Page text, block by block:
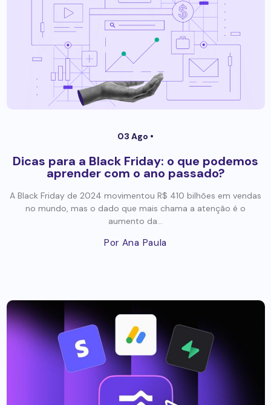
03 Ago •
Dicas para a Black Friday: o que podemos
aprender com o ano passado?
A Black Friday de 2024 movimentou R$ 410 bilhões em vendas
no mundo, mas o dado que mais chama a atenção é o
aumento da...
Por Ana Paula